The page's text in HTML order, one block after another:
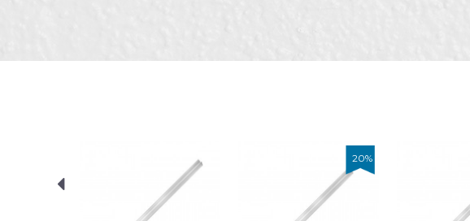
Brendovi
20%